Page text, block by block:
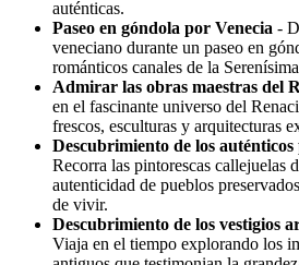
auténticas.
Paseo en góndola por Venecia -
veneciano durante un paseo en
románticos canales de la
Admirar las obras maestras del
en el fascinante universo del
frescos, esculturas y arquitecturas
Descubrimiento de los auténticos
Recorra las pintorescas callejuelas
autenticidad de pueblos
de vivir.
Descubrimiento de los vestigios
Viaja en el tiempo explorando los